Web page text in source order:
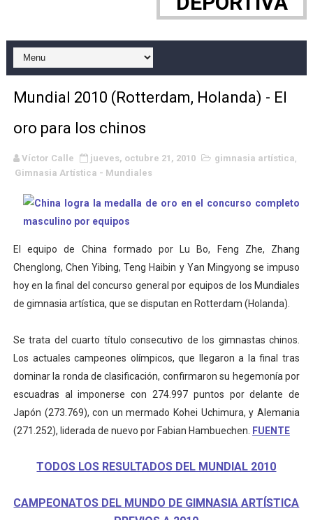
WWE NXT - Myles Borne y Tavion Heights ponen fin
Canadian Football League 2026 - Week 10
EFA y AFLE 2026 - Regular season
Campeonato de Europa de remo 2026 (Varese, Italia)
Mundial de lacrosse femenino 2026 (Tokio, Japón) -
Mundial de esgrima 2026 (Hong Kong) - La delegación
Raquel Rodriguez es la nueva monarca
Mundial de piragüismo slalom 2026 (Oklahoma City,
Tour de Francia masculino 2026 - Tadej Pogacar
Mundial de Fórmula 1 2026 - Lando Norris consigue
Mundial 2010 (Rotterdam, Holanda) - El
oro para los chinos
Víctor Calle jueves, octubre 21, 2010 gimnasia artística,
Gimnasia Artística - Mundiales
El equipo de China formado por Lu Bo, Feng Zhe, Zhang
Chenglong, Chen Yibing, Teng Haibin y Yan Mingyong se impuso
hoy en la final del concurso general por equipos de los Mundiales
de gimnasia artística, que se disputan en Rotterdam (Holanda).
Se trata del cuarto título consecutivo de los gimnastas chinos.
Los actuales campeones olímpicos, que llegaron a la final tras
dominar la ronda de clasificación, confirmaron su hegemonía por
escuadras al imponerse con 274.997 puntos por delante de
Japón (273.769), con un mermado Kohei Uchimura, y Alemania
(271.252), liderada de nuevo por Fabian Hambuechen.
FUENTE
TODOS LOS RESULTADOS DEL MUNDIAL 2010
CAMPEONATOS DEL MUNDO DE GIMNASIA ARTÍSTICA